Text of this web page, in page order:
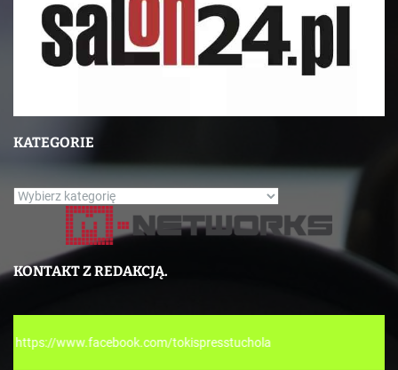
KATEGORIE
K
e
KONTAKT Z REDAKCJĄ.
tokispresstuchola